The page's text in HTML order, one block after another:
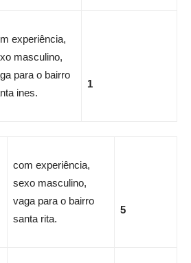
experiência,
masculino,
para o bairro
ines.
1
com experiência,
sexo masculino,
vaga para o bairro
santa rita.
5